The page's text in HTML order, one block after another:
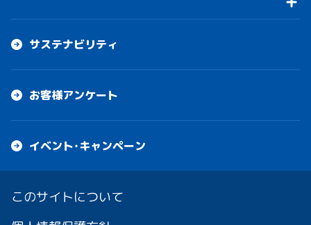
サステナビリティ
お客様アンケート
イベント・キャンペーン
このサイトについて